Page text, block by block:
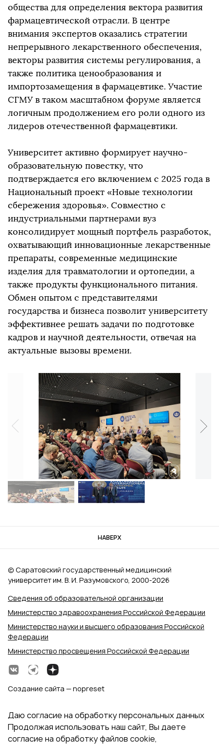
общества для определения вектора развития
фармацевтической отрасли. В центре
внимания экспертов оказались стратегии
непрерывного лекарственного обеспечения,
векторы развития системы регулирования, а
также политика ценообразования и
импортозамещения в фармацевтике. Участие
СГМУ в таком масштабном форуме является
логичным продолжением его роли одного из
лидеров отечественной фармацевтики.
Университет активно формирует научно-
образовательную повестку, что
подтверждается его включением с 2025 года в
Национальный проект «Новые технологии
сбережения здоровья». Совместно с
индустриальными партнерами вуз
консолидирует мощный портфель разработок,
охватывающий инновационные лекарственные
препараты, современные медицинские
изделия для травматологии и ортопедии, а
также продукты функционального питания.
Обмен опытом с представителями
государства и бизнеса позволит университету
эффективнее решать задачи по подготовке
кадров и научной деятельности, отвечая на
актуальные вызовы времени.
НАВЕРХ
Сведения об образовательной организации
Министерство здравоохранения Российской Федерации
Министерство науки и высшего образования Российской
Федерации
Министерство просвещения Российской Федерации
© Саратовский государственный медицинский
университет им. В. И. Разумовского, 2000‑2026
Создание сайта — nopreset
Даю согласие на обработку персональных данных
Продолжая использовать наш сайт, Вы даете
согласие на обработку файлов cookie,